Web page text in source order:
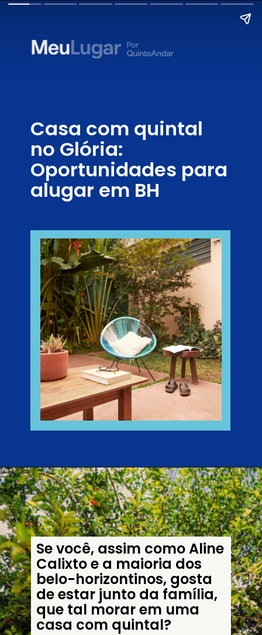
Casa com quintal
no Glória:
Oportunidades para
alugar em BH
Se você, assim como Aline
Calixto e a maioria dos
belo-horizontinos, gosta
de estar junto da família,
que tal morar em uma
casa com quintal?